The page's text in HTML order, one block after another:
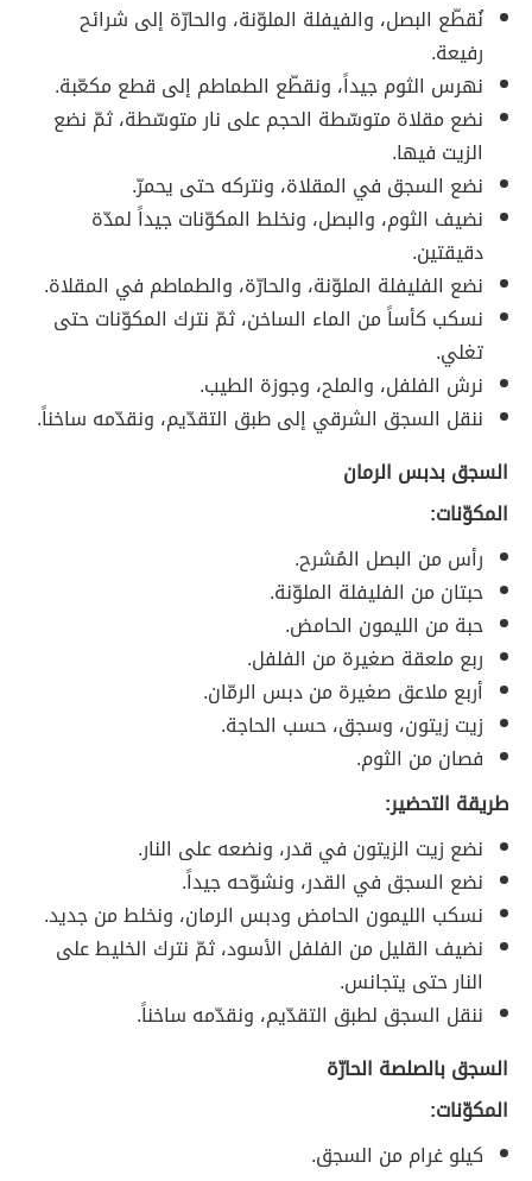
نُقطّع البصل، والفيفلة الملوّنة، والحارّة إلى شرائح
رفيعة.
نهرس الثوم جيداً، ونقطّع الطماطم إلى قطع مكعّبة.
نضع مقلاة متوسّطة الحجم على نار متوسّطة، ثمّ نضع
الزيت فيها.
نضع السجق في المقلاة، ونتركه حتى يحمرّ.
نضيف الثوم، والبصل، ونخلط المكوّنات جيداً لمدّة
دقيقتين.
نضع الفليفلة الملوّنة، والحارّة، والطماطم في المقلاة.
نسكب كأساً من الماء الساخن، ثمّ نترك المكوّنات حتى
تغلي.
نرش الفلفل، والملح، وجوزة الطيب.
ننقل السجق الشرقي إلى طبق التقدّيم، ونقدّمه ساخناً.
السجق بدبس الرمان
المكوّنات:
رأس من البصل المُشرح.
حبتان من الفليفلة الملوّنة.
حبة من الليمون الحامض.
ربع ملعقة صغيرة من الفلفل.
أربع ملاعق صغيرة من دبس الرمّان.
زيت زيتون، وسجق، حسب الحاجة.
فصان من الثوم.
طريقة التحضير:
نضع زيت الزيتون في قدر، ونضعه على النار.
نضع السجق في القدر، ونشوّحه جيداً.
نسكب الليمون الحامض ودبس الرمان، ونخلط من جديد.
نضيف القليل من الفلفل الأسود، ثمّ نترك الخليط على
النار حتى يتجانس.
ننقل السجق لطبق التقدّيم، ونقدّمه ساخناً.
السجق بالصلصة الحارّة
المكوّنات:
كيلو غرام من السجق.